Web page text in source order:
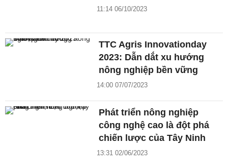
11:14 06/10/2023
TTC Agris Innovationday
2023: Dẫn dắt xu hướng
nông nghiệp bền vững
14:00 07/07/2023
Phát triển nông nghiệp
công nghệ cao là đột phá
chiến lược của Tây Ninh
13:31 02/06/2023